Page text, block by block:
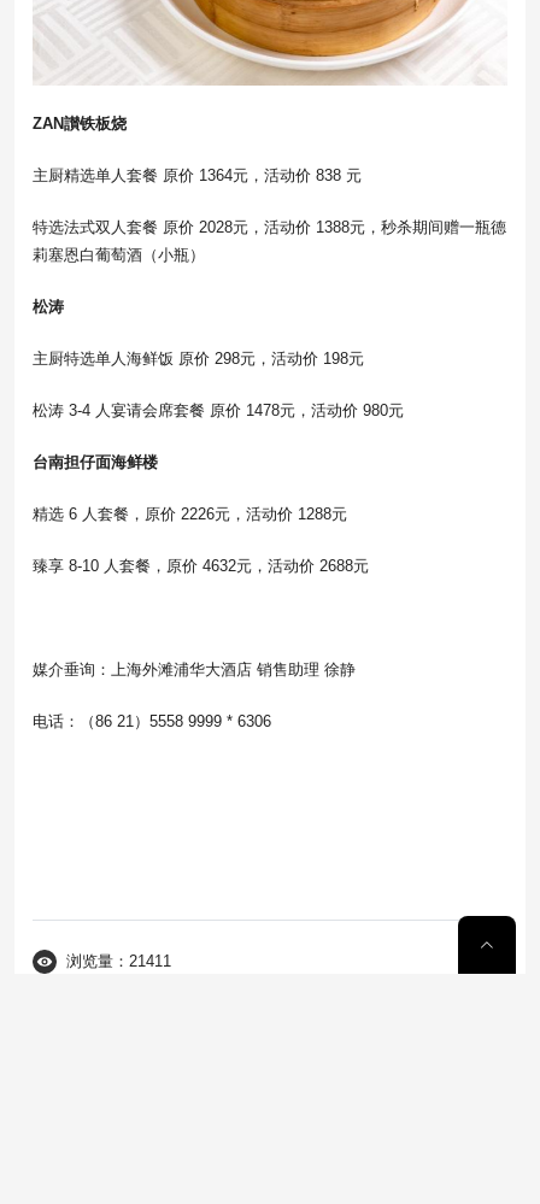
ZAN讃铁板烧
主厨精选单人套餐 原价 1364元，活动价 838 元
特选法式双人套餐 原价 2028元，活动价 1388元，秒杀期间赠一瓶德
莉塞恩白葡萄酒（小瓶）
松涛
主厨特选单人海鲜饭 原价 298元，活动价 198元
松涛 3-4 人宴请会席套餐 原价 1478元，活动价 980元
台南担仔面海鲜楼
精选 6 人套餐，原价 2226元，活动价 1288元
臻享 8-10 人套餐，原价 4632元，活动价 2688元
媒介垂询：上海外滩浦华大酒店 销售助理 徐静
电话：（86 21）5558 9999 * 6306
浏览量：21411